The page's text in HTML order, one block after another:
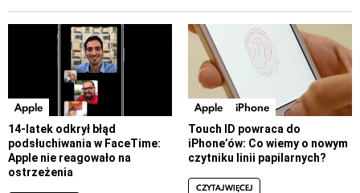
Apple
14-latek odkrył błąd
podsłuchiwania w FaceTime:
Apple nie reagowało na
ostrzeżenia
Apple iPhone
Touch ID powraca do
iPhone’ów: Co wiemy o nowym
czytniku linii papilarnych?
CZYTAJ WIĘCEJ